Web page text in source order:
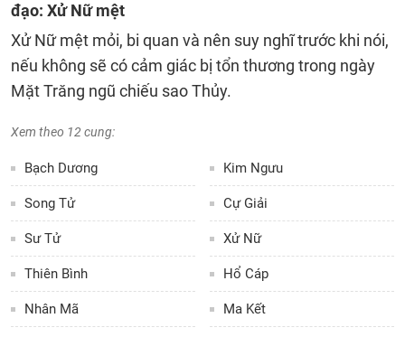
đạo: Xử Nữ mệt
Xử Nữ mệt mỏi, bi quan và nên suy nghĩ trước khi nói,
nếu không sẽ có cảm giác bị tổn thương trong ngày
Mặt Trăng ngũ chiếu sao Thủy.
Xem theo 12 cung:
Bạch Dương Kim Ngưu
Song Tử Cự Giải
Sư Tử Xử Nữ
Thiên Bình Hổ Cáp
Nhân Mã Ma Kết